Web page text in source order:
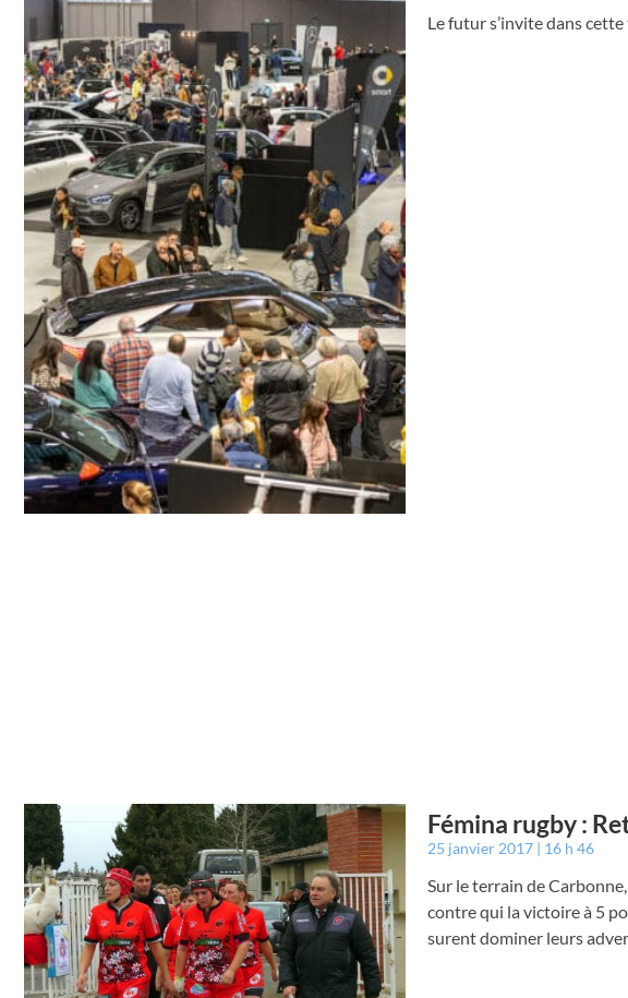
Le futur s’invite dans
Fémina rugby :
25 janvier 2017 16 h 46
Sur le terrain de
contre qui la victoire à 5
surent dominer leurs